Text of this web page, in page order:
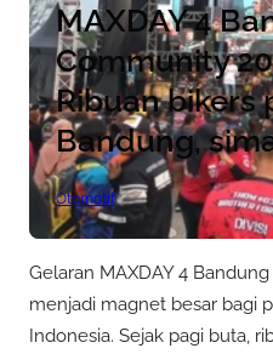
MAXDAY 4
Community
Ribuan bikers
Bandung,
Otomotif
Gelaran MAXDAY 4
menjadi magnet besar bagi
Indonesia. Sejak pagi buta,